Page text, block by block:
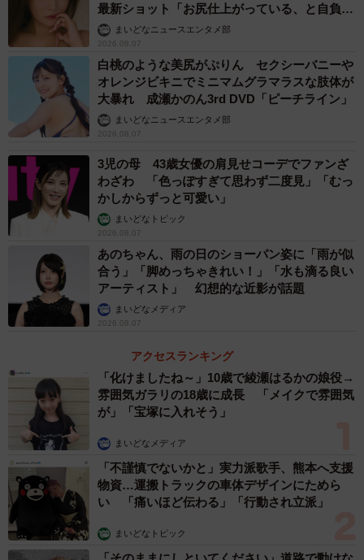
月の元町映画館だった。6月には、2018年に大ヒットした
「カメラを止めるな！」のスピンオフ映画「ハリウッド大
作戦！」上映前に紹介されたことで、カメ止めファンら
が“発見”。「神戸で変な映画ができたらしい」という情報が
Twitterで拡散され、知名度と期待値がぐいぐい上がってい
った。7月のカナザワ映画祭では「期待の新人監督」で観客
が「ビラくばーる部」と称して神戸や大阪、京都、東京に
散り、地道な宣伝活動に明け暮れた。
4/16
（←タワーレコード神戸店）（HMV三宮オーパ→）
公開直前の9月2日には、神戸のライブハウスで劇中の声優
最新ショット「お尻仕上がっている、と自負し
ています」「いくつになっても理想の身体でい
たい」
まいどなニュースエンタメ部
2026.08.07
白桃のような美尻がぷりん セクシーバニーや
オレンジビキニでミニマムグラマラスな肢体が
大暴れ 成瀬かのん3rd DVD「ピーチライン」
まいどなニュースエンタメ部
2026.08.07
3児の母 43歳女優の肩見せコーデでファンざ
わざわ 「色っぽすぎて思わず二度見」「むっ
かしからずっと可愛い」
まいどなトピック
2026.08.07
あのちゃん、雨の日のショーパン姿に「雨が似
合う」「脚めっちゃきれい！」「水も滴る良い
アーティスト」 幻想的な近影が話題
まいどなメディア
2026.08.07
アクセスランキング
「化けましたね～」10歳で綾瀬はるかの娘役→
雰囲気ガラリの18歳に成長 「メイクで雰囲気
が」「宝塚に入れそう」
まいどなメディア
「不謹慎でないかと」実力派歌手、熊本へ支援
物資…運搬トラックの車体デザインにためら
い 「痛いほど伝わる」「行動され立派」
まいどなトピック